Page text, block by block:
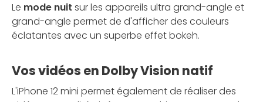
Le mode nuit sur les appareils ultra grand-angle et
grand-angle permet de d'afficher des couleurs
éclatantes avec un superbe effet bokeh.
Vos vidéos en Dolby Vision natif
L'iPhone 12 mini permet également de réaliser des